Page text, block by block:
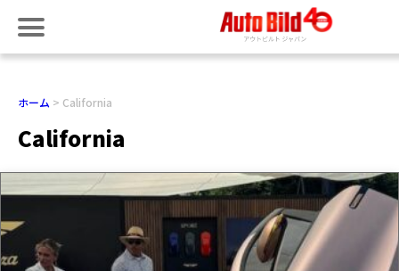
ホーム California
California